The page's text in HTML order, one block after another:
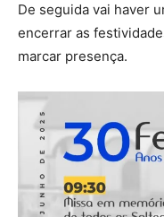
De seguida vai haver
encerrar as
marcar presença.